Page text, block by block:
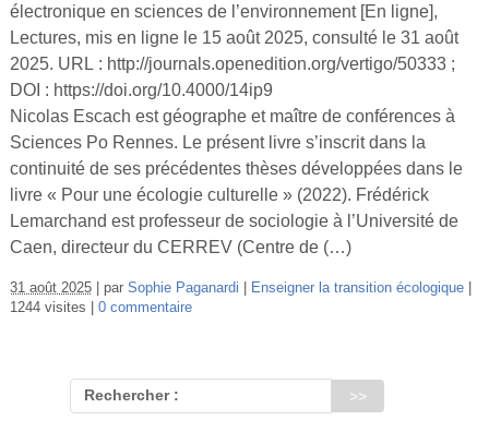
Colloques
Vidéos
S’inscrire
Se connecter
électronique en sciences de l’environnement [En ligne],
Lectures, mis en ligne le 15 août 2025, consulté le 31 août
2025. URL : http://journals.openedition.org/vertigo/50333 ;
DOI : https://doi.org/10.4000/14ip9
Nicolas Escach est géographe et maître de conférences à
Sciences Po Rennes. Le présent livre s’inscrit dans la
continuité de ses précédentes thèses développées dans le
livre « Pour une écologie culturelle » (2022). Frédérick
Lemarchand est professeur de sociologie à l’Université de
Caen, directeur du CERREV (Centre de (…)
31 août 2025 par Sophie Paganardi
Enseigner la transition écologique
1244 visites
0 commentaire
Rechercher :